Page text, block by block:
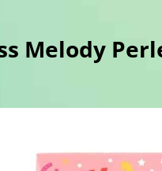
Melody